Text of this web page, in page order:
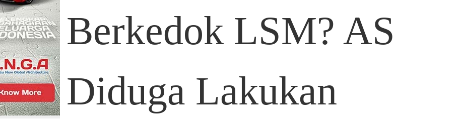
Berkedok LSM? AS
Diduga Lakukan